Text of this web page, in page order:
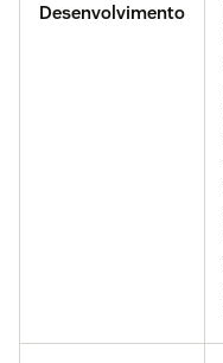
Desenvolvimento